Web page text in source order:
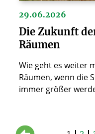
29.06.2026
Die Zukunft
Räumen
Wie geht es weiter
Räumen, wenn die
immer größer